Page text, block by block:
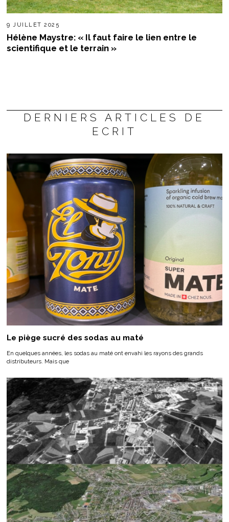
9 JUILLET 2025
Hélène Maystre: « Il faut faire le lien entre le
scientifique et le terrain »
DERNIERS ARTICLES DE
ECRIT
Le piège sucré des sodas au maté
En quelques années, les sodas au maté ont envahi les rayons des grands
distributeurs. Mais que